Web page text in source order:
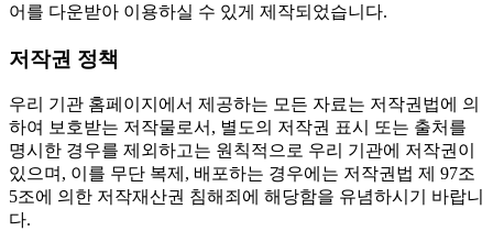
어를 다운받아 이용하실 수 있게 제작되었습니다.
저작권 정책
우리 기관 홈페이지에서 제공하는 모든 자료는 저작권법에 의
하여 보호받는 저작물로서, 별도의 저작권 표시 또는 출처를
명시한 경우를 제외하고는 원칙적으로 우리 기관에 저작권이
있으며, 이를 무단 복제, 배포하는 경우에는 저작권법 제 97조
5조에 의한 저작재산권 침해죄에 해당함을 유념하시기 바랍니
다.